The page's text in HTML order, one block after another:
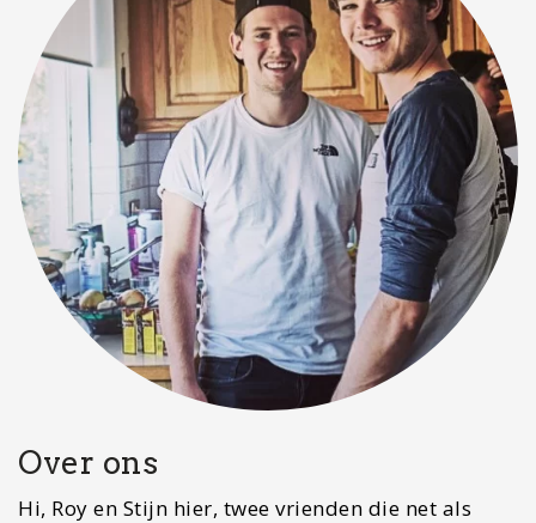
Over ons
Hi, Roy en Stijn hier, twee vrienden die net als